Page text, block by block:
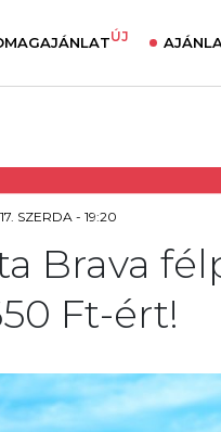
ÚJ
SZERDA - 19:20
Brava
Ft-ért!